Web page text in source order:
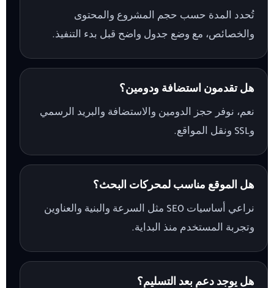
تُحدد المدة حسب حجم المشروع والمحتوى
والخصائص، مع وضع جدول واضح قبل بدء التنفيذ.
هل تقدمون استضافة ودومين؟
نعم، نوفر حجز الدومين والاستضافة والبريد الرسمي
وSSL ونقل المواقع.
هل الموقع مناسب لمحركات البحث؟
نراعي أساسيات SEO مثل السرعة والبنية والعناوين
وتجربة المستخدم منذ البداية.
هل يوجد دعم بعد التسليم؟